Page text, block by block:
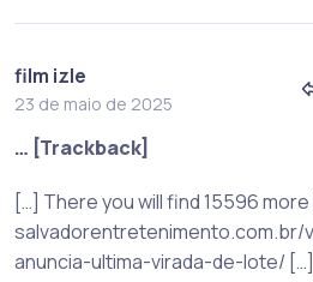
film izle
23 de maio de 2025
… [Trackback]
[…] There you will find 15596
anuncia-ultima-virada-de-lote/ […]